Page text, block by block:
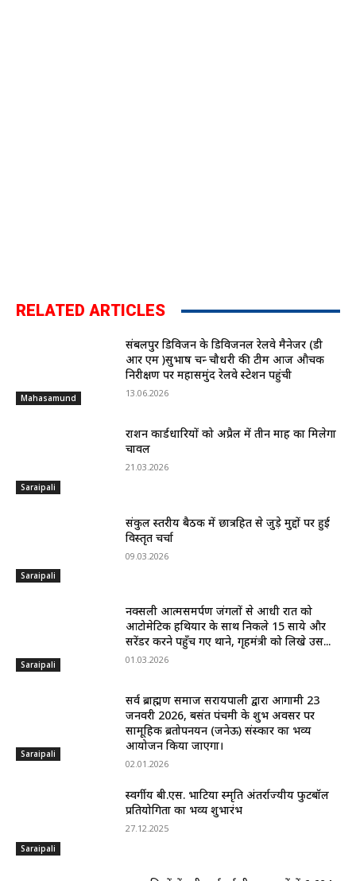
RELATED ARTICLES
Mahasamund
संबलपुर डिविजन के डिविजनल रेलवे मैनेजर (डी
आर एम )सुभाष चन्द्र चौधरी की टीम आज औचक
निरीक्षण पर महासमुंद रेलवे स्टेशन पहुंची
13.06.2026
Saraipali
राशन कार्डधारियों को अप्रैल में तीन माह का मिलेगा
चावल
21.03.2026
Saraipali
संकुल स्तरीय बैठक में छात्रहित से जुड़े मुद्दों पर हुई
विस्तृत चर्चा
09.03.2026
Saraipali
नक्सली आत्मसमर्पण जंगलों से आधी रात को
आटोमेटिक हथियार के साथ निकले 15 साये और
सरेंडर करने पहुँच गए थाने, गृहमंत्री को लिखे उस...
01.03.2026
Saraipali
सर्व ब्राह्मण समाज सरायपाली द्वारा आगामी 23
जनवरी 2026, बसंत पंचमी के शुभ अवसर पर
सामूहिक ब्रतोपनयन (जनेऊ) संस्कार का भव्य
आयोजन किया जाएगा।
02.01.2026
Saraipali
स्वर्गीय बी.एस. भाटिया स्मृति अंतर्राज्यीय फुटबॉल
प्रतियोगिता का भव्य शुभारंभ
27.12.2025